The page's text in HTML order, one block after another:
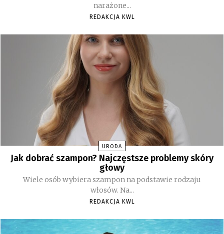
narażone...
REDAKCJA KWL
URODA
Jak dobrać szampon? Najczęstsze problemy skóry
głowy
Wiele osób wybiera szampon na podstawie rodzaju
włosów. Na...
REDAKCJA KWL